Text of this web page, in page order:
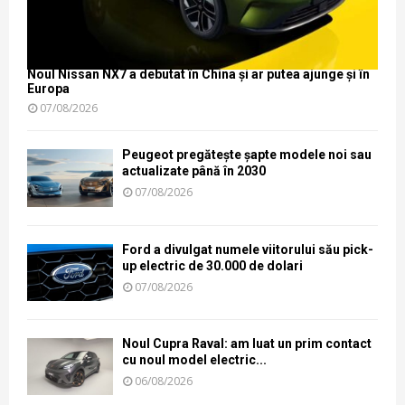
Noul Nissan NX7 a debutat în China și ar putea ajunge și în
Europa
07/08/2026
Peugeot pregătește șapte modele noi sau
actualizate până în 2030
07/08/2026
Ford a divulgat numele viitorului său pick-
up electric de 30.000 de dolari
07/08/2026
Noul Cupra Raval: am luat un prim contact
cu noul model electric...
06/08/2026